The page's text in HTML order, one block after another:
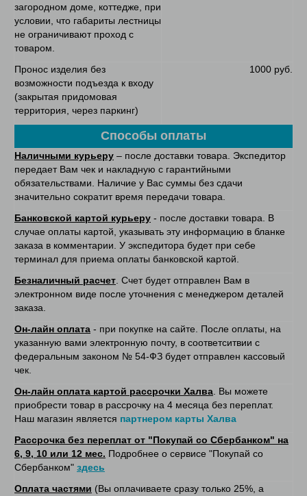
загородном доме, коттедже, при
условии, что габариты лестницы
не ограничивают проход с
товаром.
Пронос изделия без
возможности подъезда к входу
(закрытая придомовая
территория, через паркинг)
1000 руб.
Способы оплаты
Наличными курьеру – после доставки товара. Экспедитор
передает Вам чек и накладную с гарантийными
обязательствами. Наличие у Вас суммы без сдачи
значительно сократит время передачи товара.
Банковской картой курьеру - после доставки товара. В
случае оплаты картой, указывать эту информацию в бланке
заказа в комментарии. У экспедитора будет при себе
терминал для приема оплаты банковской картой.
Безналичный расчет . Счет будет отправлен Вам в
электронном виде после уточнения с менеджером деталей
заказа.
Он-лайн оплата - при покупке на сайте. После оплаты, на
указанную вами электронную почту, в соответситвии с
федеральным законом № 54-ФЗ будет отправлен кассовый
чек.
Он-лайн оплата картой рассрочки Халва . Вы можете
приобрести товар в рассрочку на 4 месяца без переплат.
Наш магазин является партнером карты Халва
Рассрочка без переплат от "Покупай со Сбербанком" на
6, 9, 10 или 12 мес. Подробнее о сервисе "Покупай со
Сбербанком" здесь
Оплата частями (Вы оплачиваете сразу только 25%, а